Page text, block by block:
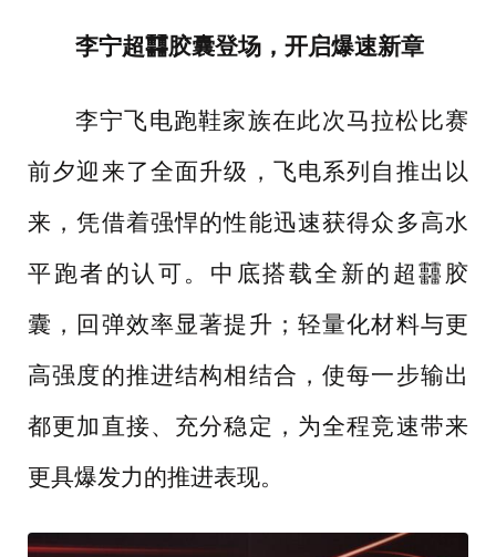
李宁超䨻胶囊登场，开启爆速新章
李宁飞电跑鞋家族在此次马拉松比赛
前夕迎来了全面升级，飞电系列自推出以
来，凭借着强悍的性能迅速获得众多高水
平跑者的认可。中底搭载全新的超䨻胶
囊，回弹效率显著提升；轻量化材料与更
高强度的推进结构相结合，使每一步输出
都更加直接、充分稳定，为全程竞速带来
更具爆发力的推进表现。